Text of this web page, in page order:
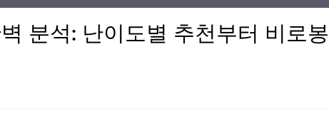
분석: 난이도별 추천부터 비로